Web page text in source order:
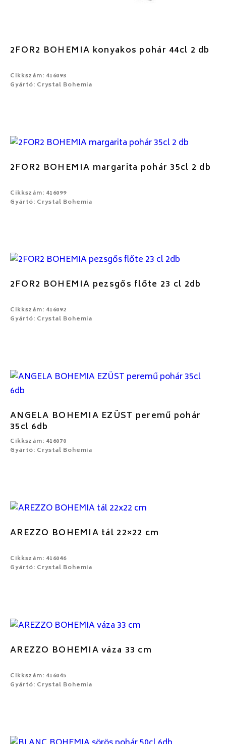
2FOR2 BOHEMIA konyakos pohár 44cl 2 db
Cikkszám: 416093
Gyártó: Crystal Bohemia
2FOR2 BOHEMIA margarita pohár 35cl 2 db
Cikkszám: 416099
Gyártó: Crystal Bohemia
2FOR2 BOHEMIA pezsgős flőte 23 cl 2db
Cikkszám: 416092
Gyártó: Crystal Bohemia
ANGELA BOHEMIA EZÜST peremű pohár
35cl 6db
Cikkszám: 416070
Gyártó: Crystal Bohemia
AREZZO BOHEMIA tál 22×22 cm
Cikkszám: 416046
Gyártó: Crystal Bohemia
AREZZO BOHEMIA váza 33 cm
Cikkszám: 416045
Gyártó: Crystal Bohemia